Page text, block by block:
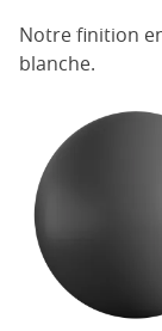
Notre finition
blanche.